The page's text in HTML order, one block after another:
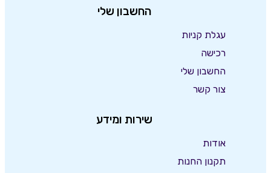
החשבון שלי
עגלת קניות
רכישה
החשבון שלי
צור קשר
שירות ומידע
אודות
תקנון החנות